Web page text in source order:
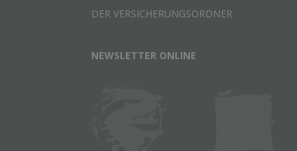
DER VERSICHERUNGSORDNER
NEWSLETTER ONLINE